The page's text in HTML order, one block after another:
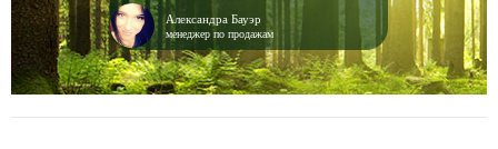
Александра Бауэр
менеджер по продажам